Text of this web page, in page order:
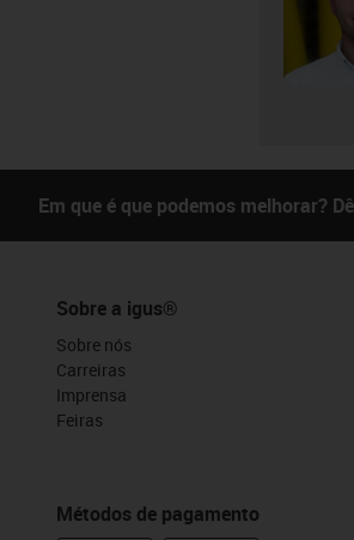
Em que é que podemos melhorar?
Sobre a igus®
Sobre nós
Carreiras
Imprensa
Feiras
Métodos de pagamento